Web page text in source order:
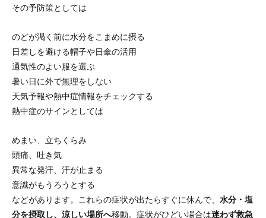
その予防策としては
のどが渇く前に水分をこまめに摂る
日差しを避ける帽子や日傘の活用
通気性のよい服を選ぶ
暑い日に外で無理をしない
天気予報や熱中症情報をチェックする
熱中症のサインとしては
めまい、立ちくらみ
頭痛、吐き気
異常な発汗、汗が止まる
意識がもうろうとする
などがあります。これらの症状が出たらすぐに休んで、 水分・塩
分を摂取し、涼しい場所へ移動。症状がひどい場合は迷わず救急